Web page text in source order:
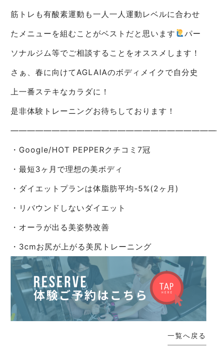
筋トレも有酸素運動も一人一人運動レベルに合わせ
たメニューを組むことがベストだと思います
パー
ソナルジム等でご相談することをオススメします！
さぁ、春に向けてAGLAIAのボディメイクで自分史
上一番ステキなカラダに！
是非体験トレーニングお待ちしております！
・Google/HOT PEPPERクチコミ7冠
・最短3ヶ月で理想の美ボディ
・ダイエットプランは体脂肪平均-5%(2ヶ月)
・リバウンドしないダイエット
・オーラが出る美姿勢改善
・3cmお尻が上がる美尻トレーニング
一覧へ戻る